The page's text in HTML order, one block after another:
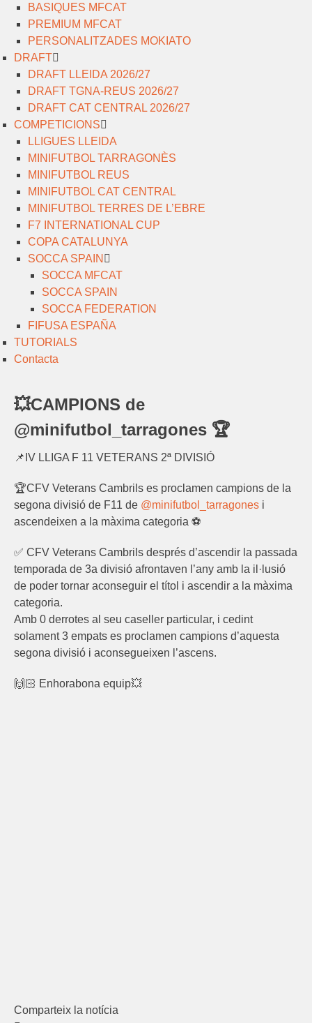
BASIQUES MFCAT
PREMIUM MFCAT
PERSONALITZADES MOKIATO
DRAFT
DRAFT LLEIDA 2026/27
DRAFT TGNA-REUS 2026/27
DRAFT CAT CENTRAL 2026/27
COMPETICIONS
LLIGUES LLEIDA
MINIFUTBOL TARRAGONÈS
MINIFUTBOL REUS
MINIFUTBOL CAT CENTRAL
MINIFUTBOL TERRES DE L’EBRE
F7 INTERNATIONAL CUP
COPA CATALUNYA
SOCCA SPAIN
SOCCA MFCAT
SOCCA SPAIN
SOCCA FEDERATION
FIFUSA ESPAÑA
TUTORIALS
Contacta
💥CAMPIONS de
@minifutbol_tarragones 🏆
📌IV LLIGA F 11 VETERANS 2ª DIVISIÓ
🏆CFV Veterans Cambrils es proclamen campions de la
segona divisió de F11 de @minifutbol_tarragones i
ascendeixen a la màxima categoria ⚽️
✅ CFV Veterans Cambrils després d’ascendir la passada
temporada de 3a divisió afrontaven l’any amb la il·lusió
de poder tornar aconseguir el títol i ascendir a la màxima
categoria.
Amb 0 derrotes al seu caseller particular, i cedint
solament 3 empats es proclamen campions d’aquesta
segona divisió i aconsegueixen l’ascens.
🙌🏻 Enhorabona equip💥
Comparteix la notícia